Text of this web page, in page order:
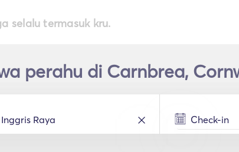
selalu termasuk kru.
perahu di Carnbrea,